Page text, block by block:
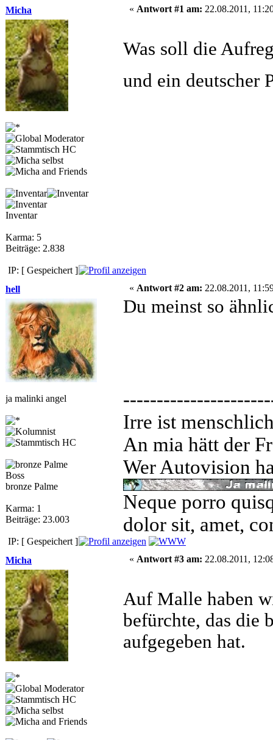
Micha
Inventar
Karma: 5
Beiträge: 2.838
« Antwort #1 am: 22.08.2011,
Was soll die
und ein deutscher
IP: [ Gespeichert ]
hell
ja malinki angel
Boss
bronze Palme
Karma: 1
Beiträge: 23.003
« Antwort #2 am: 22.08.2011,
Du meinst so
Irre ist
An mia hätt der
Wer Autovision
Neque porro
dolor sit, amet,
IP: [ Gespeichert ]
Micha
« Antwort #3 am: 22.08.2011,
Auf Malle haben
befürchte, das die
aufgegeben hat.